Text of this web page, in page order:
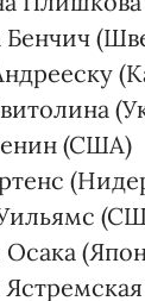
Бенчич
(США)
Осака